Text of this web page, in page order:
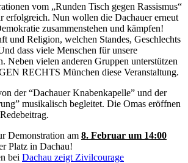
vom „Runden Tisch gegen Rassismus“
erfolgreich. Nun wollen die Dachauer erneut
zusammenstehen und kämpfen!
und Religion, welchen Standes, Geschlechts
dass viele Menschen für unsere
Neben vielen anderen Gruppen unterstützen
RECHTS München diese Veranstaltung.
der “Dachauer Knabenkapelle” und der
musikalisch begleitet. Die Omas eröffnen
Demonstration am 8. Februar um 14:00
Platz in Dachau!
bei Dachau zeigt Zivilcourage